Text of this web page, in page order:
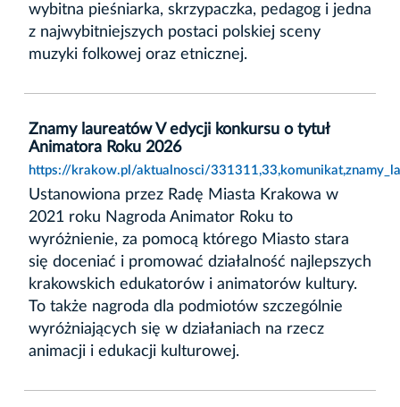
wybitna pieśniarka, skrzypaczka, pedagog i jedna
z najwybitniejszych postaci polskiej sceny
muzyki folkowej oraz etnicznej.
Znamy laureatów V edycji konkursu o tytuł
Animatora Roku 2026
https://krakow.pl/aktualnosci/
Ustanowiona przez Radę Miasta Krakowa w
2021 roku Nagroda Animator Roku to
wyróżnienie, za pomocą którego Miasto stara
się doceniać i promować działalność najlepszych
krakowskich edukatorów i animatorów kultury.
To także nagroda dla podmiotów szczególnie
wyróżniających się w działaniach na rzecz
animacji i edukacji kulturowej.